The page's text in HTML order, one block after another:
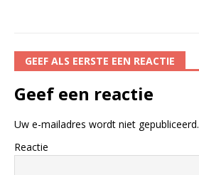
GEEF ALS EERSTE EEN REACTIE
Geef een reactie
Uw e-mailadres wordt niet gepubliceerd.
Reactie